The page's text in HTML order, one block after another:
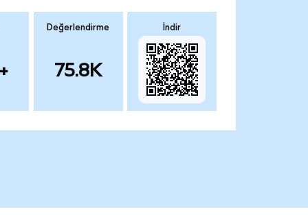
Değerlendirme
75.8K
İndir